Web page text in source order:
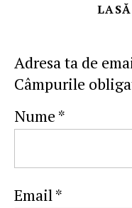
Adresa ta de
Câmpurile
Nume *
Email*